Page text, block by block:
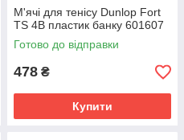
М'ячі для тенісу Dunlop Fort
TS 4B пластик банку 601607
Готово до відправки
478 ₴
Купити